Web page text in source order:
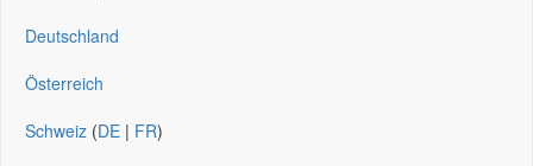
Deutschland
Österreich
Schweiz (DE | FR)